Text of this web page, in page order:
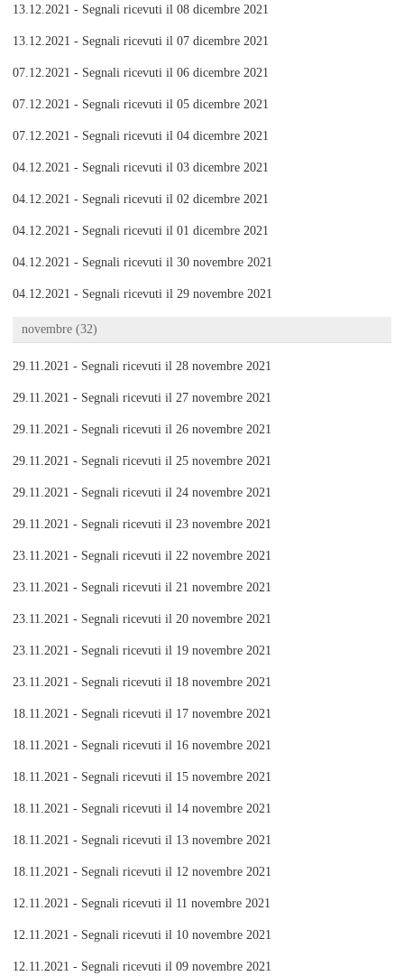
13.12.2021 - Segnali ricevuti il 08 dicembre 2021
13.12.2021 - Segnali ricevuti il 07 dicembre 2021
07.12.2021 - Segnali ricevuti il 06 dicembre 2021
07.12.2021 - Segnali ricevuti il 05 dicembre 2021
07.12.2021 - Segnali ricevuti il 04 dicembre 2021
04.12.2021 - Segnali ricevuti il 03 dicembre 2021
04.12.2021 - Segnali ricevuti il 02 dicembre 2021
04.12.2021 - Segnali ricevuti il 01 dicembre 2021
04.12.2021 - Segnali ricevuti il 30 novembre 2021
04.12.2021 - Segnali ricevuti il 29 novembre 2021
novembre (32)
29.11.2021 - Segnali ricevuti il 28 novembre 2021
29.11.2021 - Segnali ricevuti il 27 novembre 2021
29.11.2021 - Segnali ricevuti il 26 novembre 2021
29.11.2021 - Segnali ricevuti il 25 novembre 2021
29.11.2021 - Segnali ricevuti il 24 novembre 2021
29.11.2021 - Segnali ricevuti il 23 novembre 2021
23.11.2021 - Segnali ricevuti il 22 novembre 2021
23.11.2021 - Segnali ricevuti il 21 novembre 2021
23.11.2021 - Segnali ricevuti il 20 novembre 2021
23.11.2021 - Segnali ricevuti il 19 novembre 2021
23.11.2021 - Segnali ricevuti il 18 novembre 2021
18.11.2021 - Segnali ricevuti il 17 novembre 2021
18.11.2021 - Segnali ricevuti il 16 novembre 2021
18.11.2021 - Segnali ricevuti il 15 novembre 2021
18.11.2021 - Segnali ricevuti il 14 novembre 2021
18.11.2021 - Segnali ricevuti il 13 novembre 2021
18.11.2021 - Segnali ricevuti il 12 novembre 2021
12.11.2021 - Segnali ricevuti il 11 novembre 2021
12.11.2021 - Segnali ricevuti il 10 novembre 2021
12.11.2021 - Segnali ricevuti il 09 novembre 2021